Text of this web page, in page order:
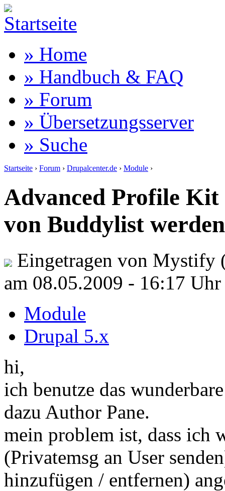
» Home
» Handbuch & FAQ
» Forum
» Übersetzungsserver
» Suche
Startseite › Forum › Drupalcenter.de › Module ›
Advanced Profile
von Buddylist
Eingetragen von Mystify
am 08.05.2009 - 16:17 Uhr
Module
Drupal 5.x
hi,
ich benutze das
dazu Author Pane.
mein problem ist, dass ich
(Privatemsg an User
hinzufügen / entfernen)